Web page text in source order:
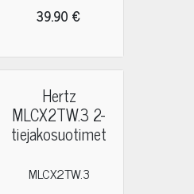
39.90 €
Hertz
MLCX2TW.3 2-
tiejakosuotimet
MLCX2TW.3